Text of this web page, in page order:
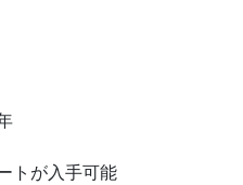
トが入手可能